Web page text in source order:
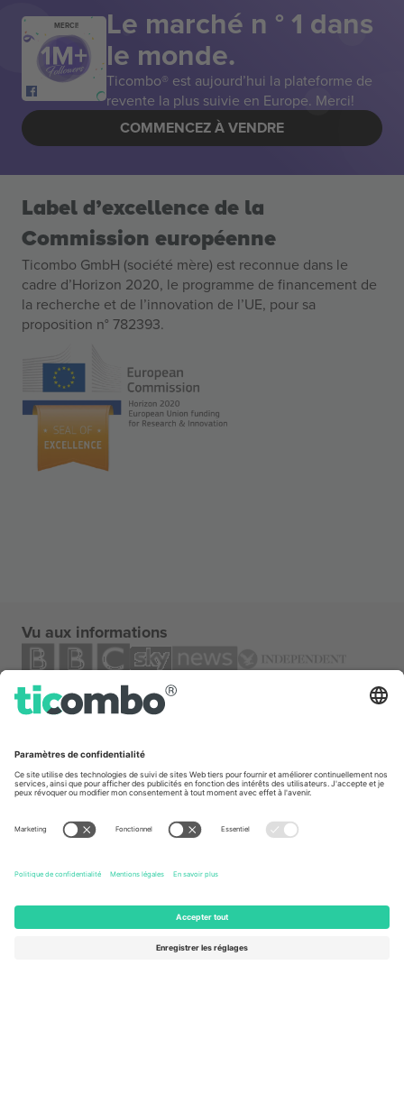
MERCI! Le marché n ° 1 dans
le monde.
Ticombo® est aujourd’hui la plateforme de
revente la plus suivie en Europe. Merci!
COMMENCEZ À VENDRE
Label d’excellence de la
Commission européenne
Ticombo GmbH (société mère) est reconnue dans le
cadre d’Horizon 2020, le programme de financement de
la recherche et de l’innovation de l’UE, pour sa
proposition n° 782393.
Vu aux informations
TixProtect
Programme d'affiliation
Comment ça marche
Centre d'information sur la Coupe
Nous contacter